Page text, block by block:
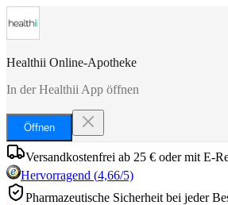
Healthii Online-Apotheke
In der Healthii App öffnen
Öffnen
Versandkostenfrei ab 25 € oder mit E-
Hervorragend (4,66/5)
Pharmazeutische Sicherheit bei jeder